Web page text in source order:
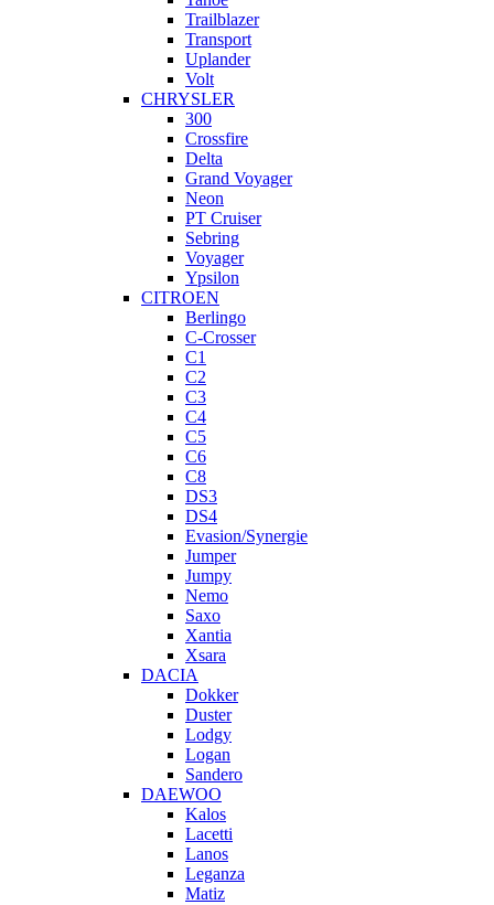
Trailblazer
Transport
Uplander
Volt
CHRYSLER
300
Crossfire
Delta
Grand Voyager
Neon
PT Cruiser
Sebring
Voyager
Ypsilon
CITROEN
Berlingo
C-Crosser
C1
C2
C3
C4
C5
C6
C8
DS3
DS4
Evasion/Synergie
Jumper
Jumpy
Nemo
Saxo
Xantia
Xsara
DACIA
Dokker
Duster
Lodgy
Logan
Sandero
DAEWOO
Kalos
Lacetti
Lanos
Leganza
Matiz